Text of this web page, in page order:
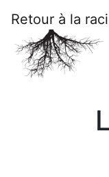
Retour à la